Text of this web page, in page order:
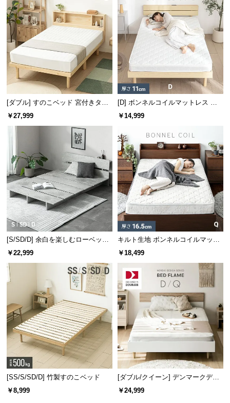
[ダブル] すのこベッド 宮付きタイ
プ
￥27,999
[D] ボンネルコイルマットレス 厚
さ11cm
￥14,999
[S/SD/D] 余白を楽しむローベッド
フレーム 天然木調 ステージベッド
￥22,999
キルト生地 ボンネルコイルマット
レス Q
￥18,499
[SS/S/SD/D] 竹製すのこベッド
￥8,999
[ダブル/クイーン] デンマークデザ
イン ベッドフレーム 木目調
￥24,999